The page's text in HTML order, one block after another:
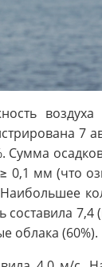
7
Сумма
0,1 мм (что
7,4
облака (60%).